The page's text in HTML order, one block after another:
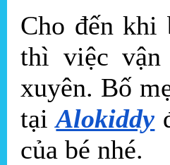
Cho đến khi
thì việc vận
xuyên. Bố
tạiAlokiddy
của bé nhé.